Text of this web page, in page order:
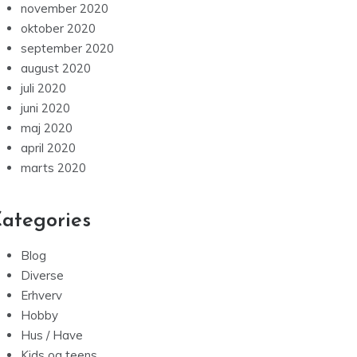
november 2020
oktober 2020
september 2020
august 2020
juli 2020
juni 2020
maj 2020
april 2020
marts 2020
Blog
Diverse
Erhverv
Hobby
Hus / Have